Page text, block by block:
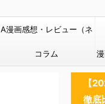
A漫画感想・レビュー（ネ
タバレあり）
コラム
【
徹底